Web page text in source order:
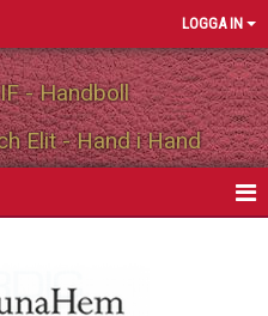
LOGGA IN
- Handboll
Elit - Hand i Hand